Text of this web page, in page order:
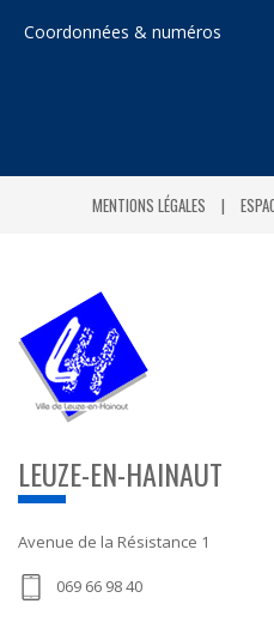
Coordonnées & numéros
MENTIONS LÉGALES
LEUZE-EN-HAINAUT
Avenue de la Résistance 1
069 66 98 40